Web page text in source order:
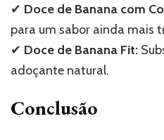
✔ Doce de Banana com
para um sabor ainda mais
✔ Doce de Banana Fit:
adoçante natural.
Conclusão